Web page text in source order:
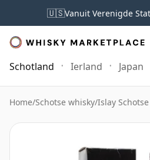
🇺🇸Vanuit Verenigde
Schotland Ierland Japan
Home/Schotse whisky/Islay